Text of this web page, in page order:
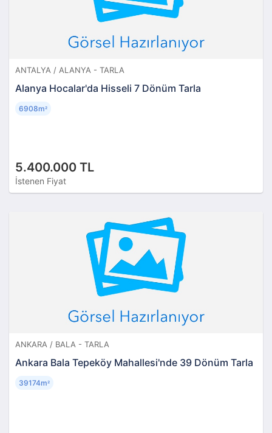
ANTALYA / ALANYA - TARLA
Alanya Hocalar'da Hisseli 7 Dönüm Tarla
5.400.000 TL
İstenen Fiyat
6908m²
ANKARA / BALA - TARLA
Ankara Bala Tepeköy Mahallesi'nde 39 Dönüm Tarla
39174m²